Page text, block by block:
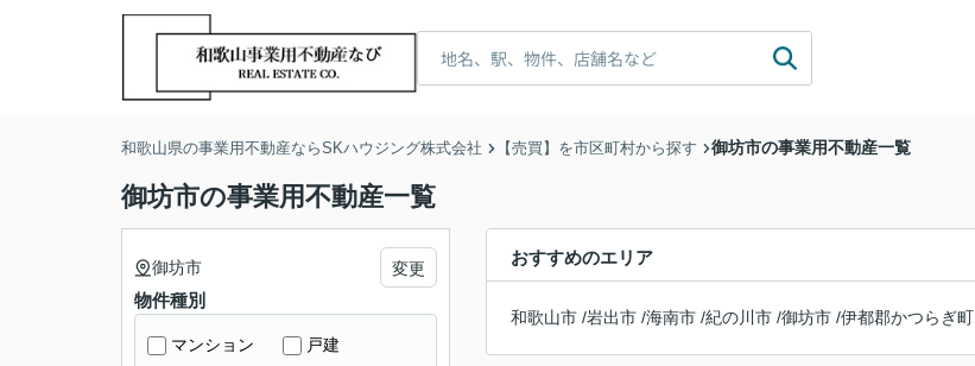
和歌山県の事業用不動産ならSKハウジング株式会社 【売買】を市区町村から探す 御坊市の事業用不動産一覧
御坊市の事業用不動産一覧
おすすめのエリア
和歌山市 /岩出市 /海南市 /紀の川市 /御坊市 /伊都郡かつらぎ町
御坊市 変更
物件種別
マンション 戸建